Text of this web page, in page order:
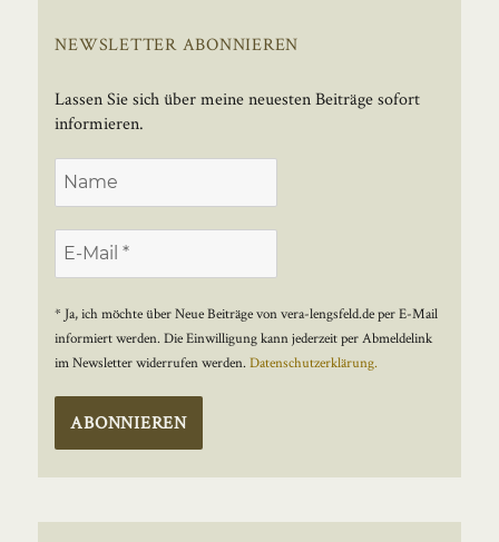
NEWSLETTER ABONNIEREN
Lassen Sie sich über meine neuesten Beiträge sofort
informieren.
* Ja, ich möchte über Neue Beiträge von vera-lengsfeld.de per E-Mail
informiert werden. Die Einwilligung kann jederzeit per Abmeldelink
im Newsletter widerrufen werden.Datenschutzerklärung.